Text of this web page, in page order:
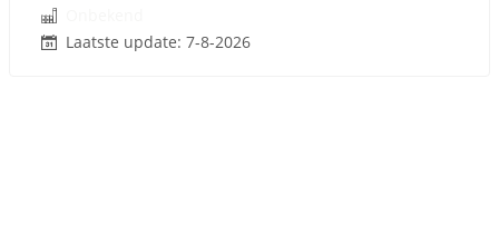
Laatste update: 7-8-2026